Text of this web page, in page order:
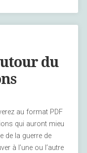
du
au format PDF
qui auront mieu
de la guerre de
à l’une ou l’autre